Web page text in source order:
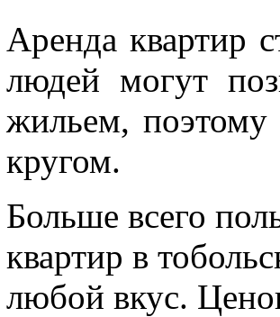
Аренда квартир
людей могут
жильем, поэтому
кругом.
Больше всего
квартир в
любой вкус.